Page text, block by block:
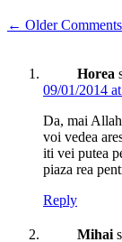
Comment
← Older Comments
Horea
09/01/2014
Da, mai
voi vedea
iti vei putea
piaza rea
Reply
Mihai